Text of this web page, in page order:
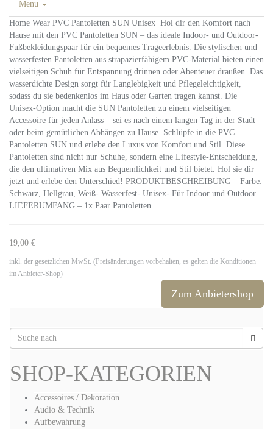
Menu
Home Wear PVC Pantoletten SUN Unisex Hol dir den Komfort nach
Hause mit den PVC Pantoletten SUN – das ideale Indoor- und Outdoor-
Fußbekleidungspaar für ein bequemes Trageerlebnis. Die stylischen und
wasserfesten Pantoletten aus strapazierfähigem PVC-Material bieten einen
vielseitigen Schuh für Entspannung drinnen oder Abenteuer draußen. Das
wasserdichte Design sorgt für Langlebigkeit und Pflegeleichtigkeit,
sodass du sie bedenkenlos im Haus oder Garten tragen kannst. Die
Unisex-Option macht die SUN Pantoletten zu einem vielseitigen
Accessoire für jeden Anlass – sei es nach einem langen Tag in der Stadt
oder beim gemütlichen Abhängen zu Hause. Schlüpfe in die PVC
Pantoletten SUN und erlebe den Luxus von Komfort und Stil. Diese
Pantoletten sind nicht nur Schuhe, sondern eine Lifestyle-Entscheidung,
die den ultimativen Mix aus Bequemlichkeit und Stil bietet. Hol sie dir
jetzt und erlebe den Unterschied! PRODUKTBESCHREIBUNG – Farbe:
Schwarz, Hellgrau, Weiß- Wasserfest- Unisex- Für Indoor und Outdoor
LIEFERUMFANG – 1x Paar Pantoletten
19,00 €
inkl. der gesetzlichen MwSt. (Preisänderungen vorbehalten, es gelten die Konditionen
im Anbieter-Shop)
Zum Anbietershop
SHOP-KATEGORIEN
Accessoires / Dekoration
Audio & Technik
Aufbewahrung